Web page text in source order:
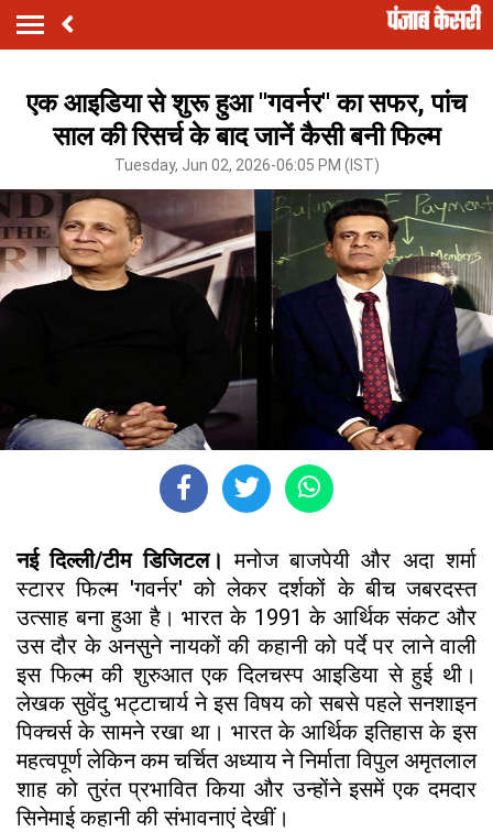
एक आइडिया से शुरू हुआ ''गवर्नर'' का सफर, पांच
साल की रिसर्च के बाद जानें कैसी बनी फिल्म
Tuesday, Jun 02, 2026-06:05 PM (IST)
नई दिल्ली/टीम डिजिटल।मनोज बाजपेयी और अदा शर्मा
स्टारर फिल्म 'गवर्नर' को लेकर दर्शकों के बीच जबरदस्त
उत्साह बना हुआ है। भारत के 1991 के आर्थिक संकट और
उस दौर के अनसुने नायकों की कहानी को पर्दे पर लाने वाली
इस फिल्म की शुरुआत एक दिलचस्प आइडिया से हुई थी।
लेखक सुवेंदु भट्टाचार्य ने इस विषय को सबसे पहले सनशाइन
पिक्चर्स के सामने रखा था। भारत के आर्थिक इतिहास के इस
महत्वपूर्ण लेकिन कम चर्चित अध्याय ने निर्माता विपुल अमृतलाल
शाह को तुरंत प्रभावित किया और उन्होंने इसमें एक दमदार
सिनेमाई कहानी की संभावनाएं देखीं।